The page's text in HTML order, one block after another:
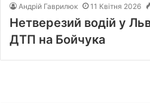
Андрій Гаврилюк 11 Квітня 2026
Нетверезий водій у
ДТП на Бойчука